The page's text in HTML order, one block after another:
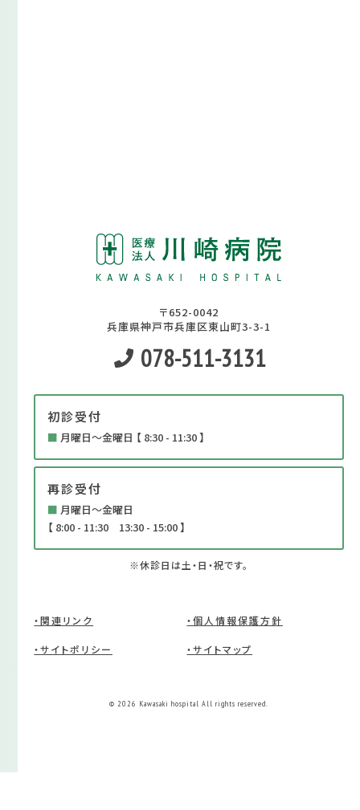
〒652-0042
兵庫県神戸市兵庫区東山町3-3-1
078-511-3131
初診受付
■ 月曜日～金曜日 【 8:30 - 11:30 】
再診受付
■ 月曜日～金曜日
【 8:00 - 11:30 13:30 - 15:00 】
※休診日は土・日・祝です。
・関連リンク ・個人情報保護方針
・サイトポリシー ・サイトマップ
© 2026 Kawasaki hospital All rights reserved.